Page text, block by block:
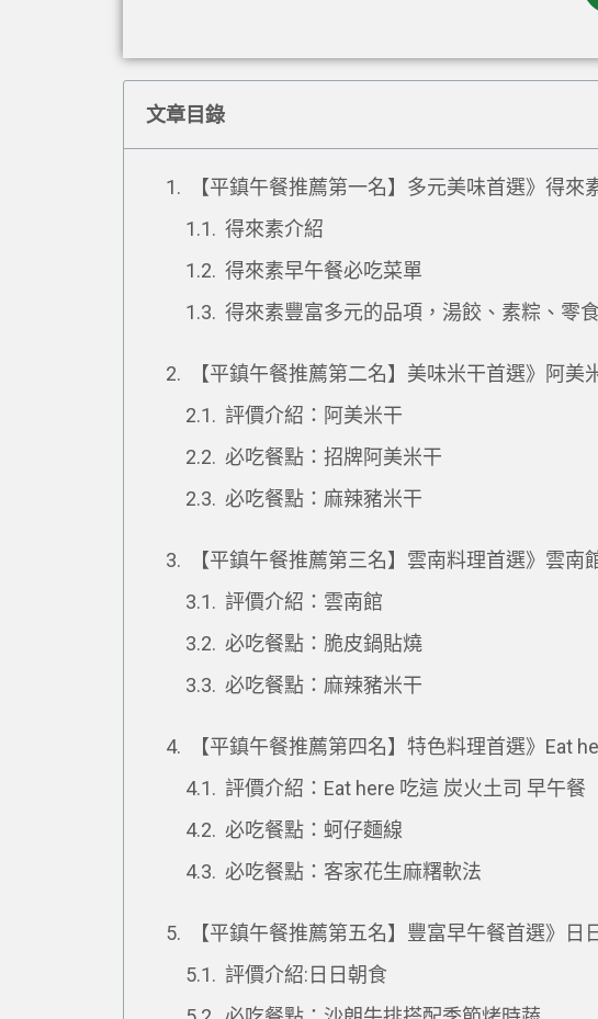
文章目錄
【平鎮午餐推薦第一名】多元美味首選》得來
得來素介紹
得來素早午餐必吃菜單
得來素豐富多元的品項，湯餃、素粽、零
【平鎮午餐推薦第二名】美味米干首選》阿美
評價介紹：阿美米干
必吃餐點：招牌阿美米干
必吃餐點：麻辣豬米干
【平鎮午餐推薦第三名】雲南料理首選》雲南
評價介紹：雲南館
必吃餐點：脆皮鍋貼燒
必吃餐點：麻辣豬米干
【平鎮午餐推薦第四名】特色料理首選》Eat
評價介紹：Eat here 吃這 炭火土司 早午餐
必吃餐點：蚵仔麵線
必吃餐點：客家花生麻糬軟法
【平鎮午餐推薦第五名】豐富早午餐首選》日
評價介紹:日日朝食